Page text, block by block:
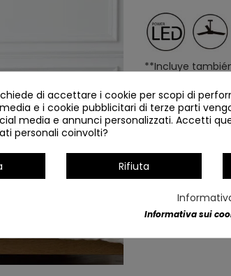
**Incluye
Dettagli del
di accettare i cookie per scopi di
e i cookie pubblicitari di terze parti
media e annunci personalizzati. Accetti
personali coinvolti?
Rifiuta
Informativa sui